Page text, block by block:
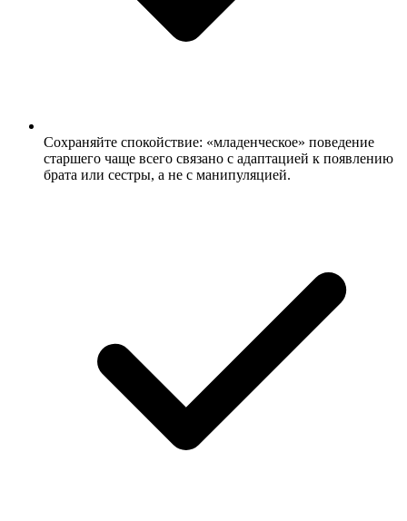
Сохраняйте спокойствие: «младенческое» поведение
старшего чаще всего связано с адаптацией к появлению
брата или сестры, а не с манипуляцией.